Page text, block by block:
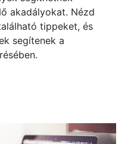
akadályokat. Nézd
tippeket, és
segítenek a